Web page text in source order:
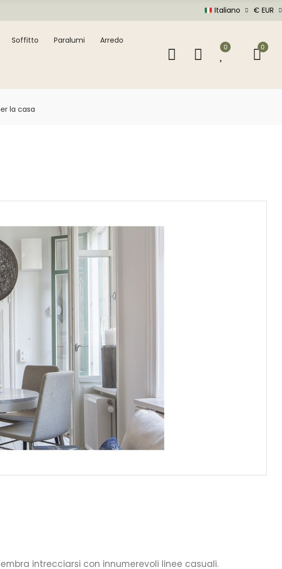
Italiano € EUR
Soffitto Paralumi Arredo
0 0
la casa
intrecciarsi con innumerevoli linee casuali.